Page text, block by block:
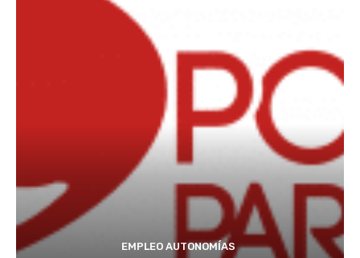
EMPLEO AUTONOMÍAS